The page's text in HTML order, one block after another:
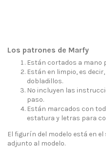
Los patrones de Marfy
Están cortados a mano
Están en limpio, es
dobladillos.
No incluyen las
paso.
Están marcados con
estatura y letras para
El figurín del modelo está en
adjunto al modelo.